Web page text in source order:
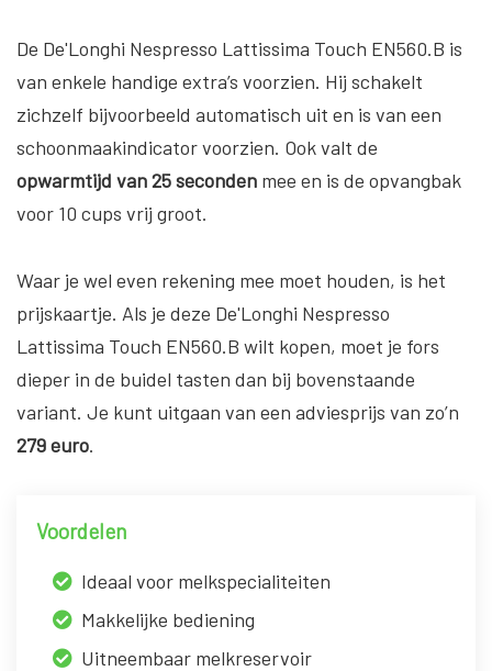
De De'Longhi Nespresso Lattissima Touch EN560.B is
van enkele handige extra’s voorzien. Hij schakelt
zichzelf bijvoorbeeld automatisch uit en is van een
schoonmaakindicator voorzien. Ook valt de
opwarmtijd van 25 seconden mee en is de opvangbak
voor 10 cups vrij groot.
Waar je wel even rekening mee moet houden, is het
prijskaartje. Als je deze De'Longhi Nespresso
Lattissima Touch EN560.B wilt kopen, moet je fors
dieper in de buidel tasten dan bij bovenstaande
variant. Je kunt uitgaan van een adviesprijs van zo’n
279 euro.
Voordelen
Ideaal voor melkspecialiteiten
Makkelijke bediening
Uitneembaar melkreservoir